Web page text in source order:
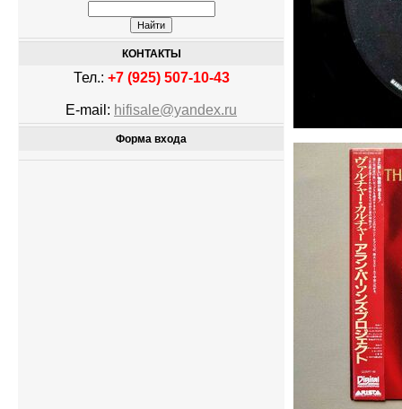
КОНТАКТЫ
Тел.: +7 (925) 507-10-43
E-mail: hifisale@yandex.ru
Форма входа